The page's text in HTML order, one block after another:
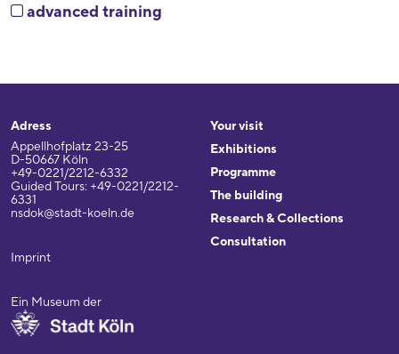
advanced training
Adress
Appellhofplatz 23-25
D-50667 Köln
+49-0221/2212-6332
Guided Tours: +49-0221/2212-
6331
nsdok@stadt-koeln.de
Imprint
Ein Museum der
Your visit
Exhibitions
Programme
The building
Research & Collections
Consultation